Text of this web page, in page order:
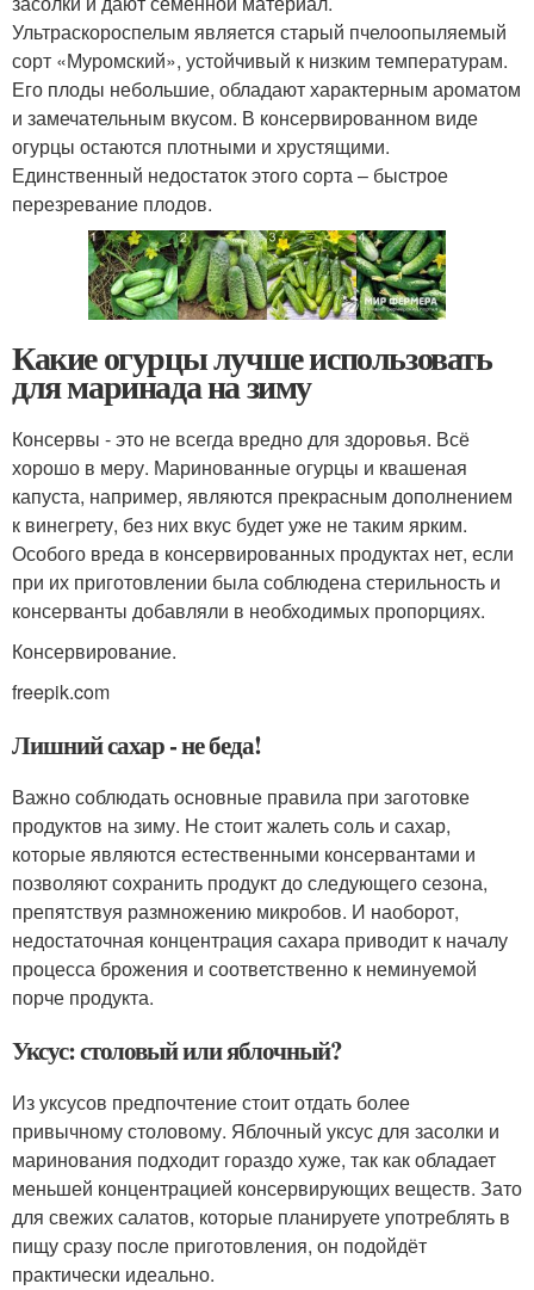
Ультраскороспелым является старый пчелоопыляемый
сорт «Муромский», устойчивый к низким температурам.
Его плоды небольшие, обладают характерным ароматом
и замечательным вкусом. В консервированном виде
огурцы остаются плотными и хрустящими.
Единственный недостаток этого сорта – быстрое
перезревание плодов.
Какие огурцы лучше использовать
для маринада на зиму
Консервы - это не всегда вредно для здоровья. Всё
хорошо в меру. Маринованные огурцы и квашеная
капуста, например, являются прекрасным дополнением
к винегрету, без них вкус будет уже не таким ярким.
Особого вреда в консервированных продуктах нет, если
при их приготовлении была соблюдена стерильность и
консерванты добавляли в необходимых пропорциях.
Консервирование.
freepik.com
Лишний сахар - не беда!
Важно соблюдать основные правила при заготовке
продуктов на зиму. Не стоит жалеть соль и сахар,
которые являются естественными консервантами и
позволяют сохранить продукт до следующего сезона,
препятствуя размножению микробов. И наоборот,
недостаточная концентрация сахара приводит к началу
процесса брожения и соответственно к неминуемой
порче продукта.
Уксус: столовый или яблочный?
Из уксусов предпочтение стоит отдать более
привычному столовому. Яблочный уксус для засолки и
маринования подходит гораздо хуже, так как обладает
меньшей концентрацией консервирующих веществ. Зато
для свежих салатов, которые планируете употреблять в
пищу сразу после приготовления, он подойдёт
практически идеально.